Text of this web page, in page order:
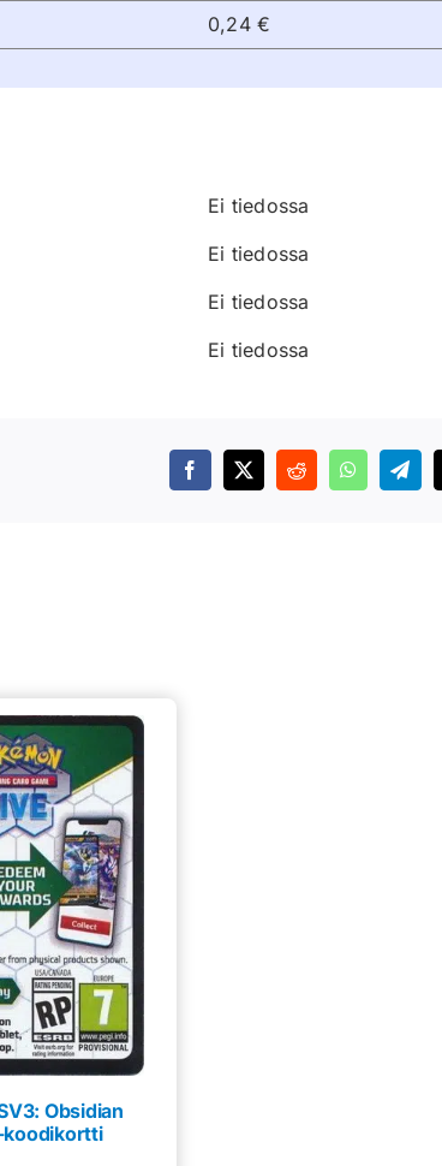
0,24 €
Ei tiedossa
Ei tiedossa
Ei tiedossa
Ei tiedossa
Obsidian
koodikortti